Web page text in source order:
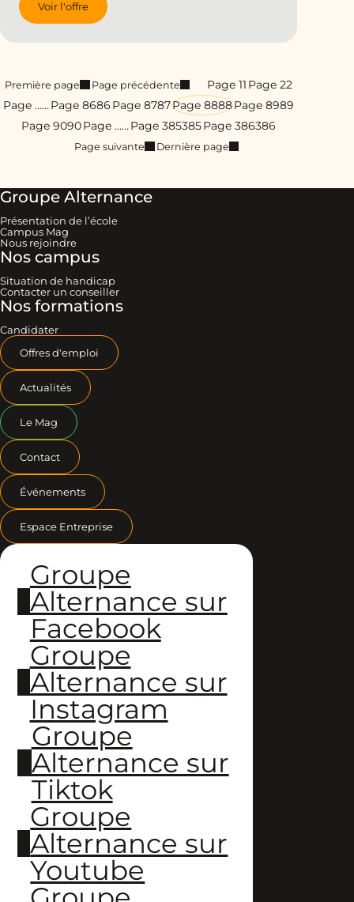
Voir l'offre
Première page Page précédente Page 11 Page 22
Page ……Page 8686 Page 8787Page 8888Page 8989
Page 9090Page ……Page 385385Page 386386
Page suivante Dernière page
Groupe Alternance
Présentation de l’école
Campus Mag
Nous rejoindre
Nos campus
Situation de handicap
Contacter un conseiller
Nos formations
Candidater
Offres d'emploi
Actualités
Le Mag
Contact
Événements
Espace Entreprise
Groupe
Alternance sur
Facebook
Groupe
Alternance sur
Instagram
Groupe
Alternance sur
Tiktok
Groupe
Alternance sur
Youtube